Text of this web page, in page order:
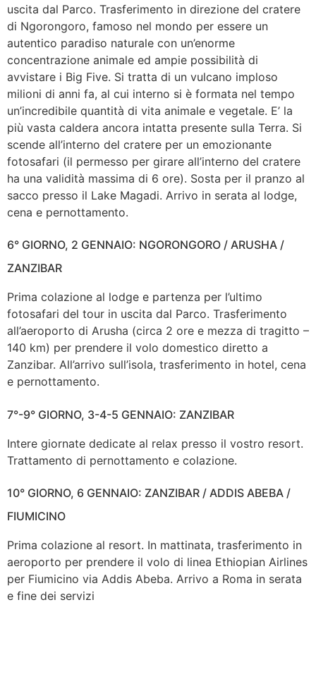
uscita dal Parco. Trasferimento in direzione del cratere
di Ngorongoro, famoso nel mondo per essere un
autentico paradiso naturale con un’enorme
concentrazione animale ed ampie possibilità di
avvistare i Big Five. Si tratta di un vulcano imploso
milioni di anni fa, al cui interno si è formata nel tempo
un’incredibile quantità di vita animale e vegetale. E’ la
più vasta caldera ancora intatta presente sulla Terra. Si
scende all’interno del cratere per un emozionante
fotosafari (il permesso per girare all’interno del cratere
ha una validità massima di 6 ore). Sosta per il pranzo al
sacco presso il Lake Magadi. Arrivo in serata al lodge,
cena e pernottamento.
6° GIORNO, 2 GENNAIO: NGORONGORO / ARUSHA /
ZANZIBAR
Prima colazione al lodge e partenza per l’ultimo
fotosafari del tour in uscita dal Parco. Trasferimento
all’aeroporto di Arusha (circa 2 ore e mezza di tragitto –
140 km) per prendere il volo domestico diretto a
Zanzibar. All’arrivo sull’isola, trasferimento in hotel, cena
e pernottamento.
7°-9° GIORNO, 3-4-5 GENNAIO: ZANZIBAR
Intere giornate dedicate al relax presso il vostro resort.
Trattamento di pernottamento e colazione.
10° GIORNO, 6 GENNAIO: ZANZIBAR / ADDIS ABEBA /
FIUMICINO
Prima colazione al resort. In mattinata, trasferimento in
aeroporto per prendere il volo di linea Ethiopian Airlines
per Fiumicino via Addis Abeba. Arrivo a Roma in serata
e fine dei servizi